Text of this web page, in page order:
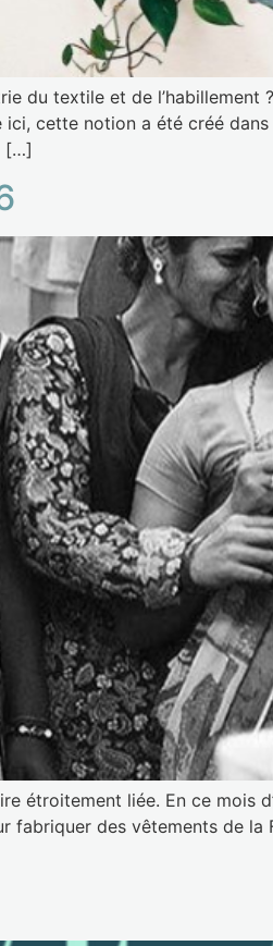
du textile et de
cette notion a été créé
[…]
étroitement liée. En ce mois
des vêtements de